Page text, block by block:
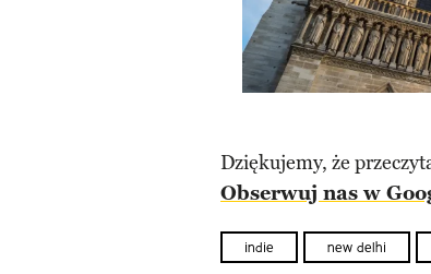
Dziękujemy, że
Obserwuj nas w
indie new delhi